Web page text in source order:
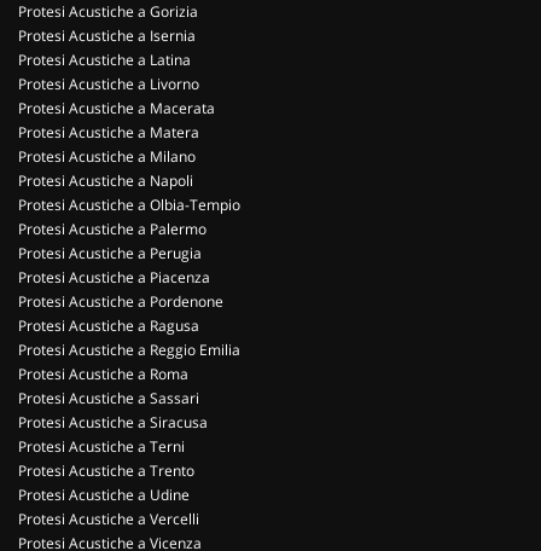
Protesi Acustiche a Gorizia
Protesi Acustiche a Isernia
Protesi Acustiche a Latina
Protesi Acustiche a Livorno
Protesi Acustiche a Macerata
Protesi Acustiche a Matera
Protesi Acustiche a Milano
Protesi Acustiche a Napoli
Protesi Acustiche a Olbia-Tempio
Protesi Acustiche a Palermo
Protesi Acustiche a Perugia
Protesi Acustiche a Piacenza
Protesi Acustiche a Pordenone
Protesi Acustiche a Ragusa
Protesi Acustiche a Reggio Emilia
Protesi Acustiche a Roma
Protesi Acustiche a Sassari
Protesi Acustiche a Siracusa
Protesi Acustiche a Terni
Protesi Acustiche a Trento
Protesi Acustiche a Udine
Protesi Acustiche a Vercelli
Protesi Acustiche a Vicenza